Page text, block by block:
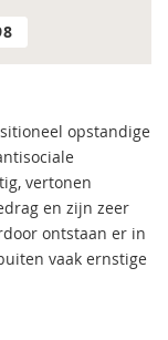
opstandige
vertonen
en zijn zeer
ontstaan er in
vaak ernstige